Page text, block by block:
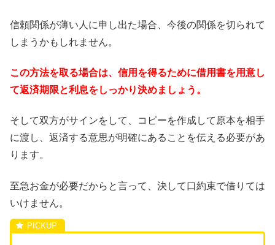
信頼関係が薄い人に申し出た場合、今後の関係を切られて
しまうかもしれません。
この方法を取る場合は、信用を得るために借用書を用意し
て返済期限と利息をしっかり決めましょう。
そして双方がサインをして、コピーを作成して原本を相手
に渡し、返済する意思が明確にあることを伝える必要があ
ります。
至急お金が必要だからと言って、決して口約束で借りては
いけません。